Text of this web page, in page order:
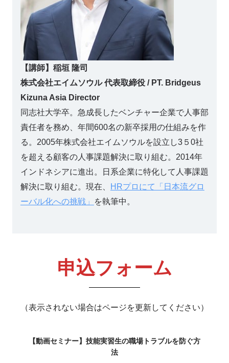
【講師】稲垣 隆司
株式会社エイムソウル 代表取締役 / PT. Bridgeus
Kizuna Asia Director
同志社大学卒。急成長したベンチャー企業で人事部
責任者を務め、年間600名の新卒採用の仕組みを作
る。2005年株式会社エイムソウルを設立し3５0社
を超える顧客の人事課題解決に取り組む。2014年
インドネシアに進出。日系企業に特化して人事課題
解決に取り組む。現在、
HRプロにて「日本流グロ
ーバル化への挑戦」
を執筆中。
申込フォーム
（表示されない場合はページを更新してください）
【動画セミナー】技能実習生の職場トラブルを防ぐ方
法